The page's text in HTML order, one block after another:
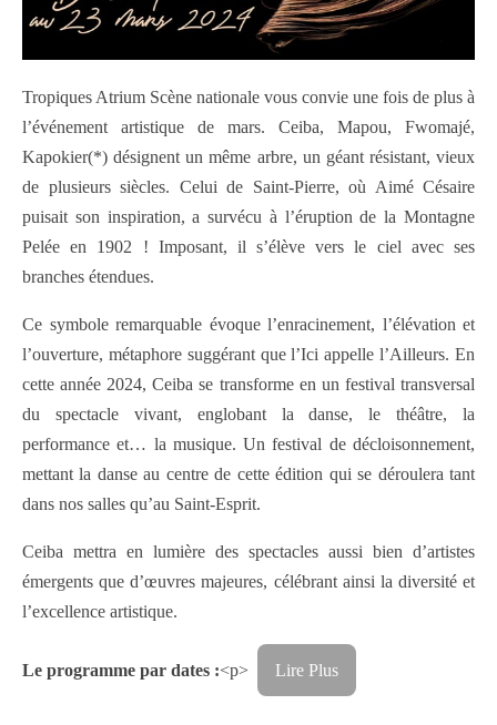
Tropiques Atrium Scène nationale vous convie une fois de plus à
l’événement artistique de mars. Ceiba, Mapou, Fwomajé,
Kapokier(*) désignent un même arbre, un géant résistant, vieux
de plusieurs siècles. Celui de Saint-Pierre, où Aimé Césaire
puisait son inspiration, a survécu à l’éruption de la Montagne
Pelée en 1902 ! Imposant, il s’élève vers le ciel avec ses
branches étendues.
Ce symbole remarquable évoque l’enracinement, l’élévation et
l’ouverture, métaphore suggérant que l’Ici appelle l’Ailleurs. En
cette année 2024, Ceiba se transforme en un festival transversal
du spectacle vivant, englobant la danse, le théâtre, la
performance et… la musique. Un festival de décloisonnement,
mettant la danse au centre de cette édition qui se déroulera tant
dans nos salles qu’au Saint-Esprit.
Ceiba mettra en lumière des spectacles aussi bien d’artistes
émergents que d’œuvres majeures, célébrant ainsi la diversité et
l’excellence artistique.
Le programme par dates :<p> Lire Plus